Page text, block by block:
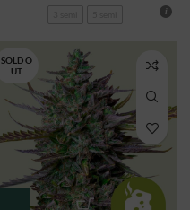
SOLD O
UT